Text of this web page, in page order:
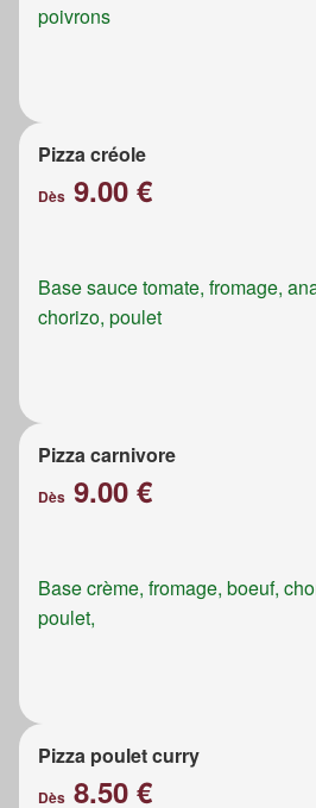
poivrons
Pizza créole
Dès 9.00 €
Base sauce tomate, fromage,
chorizo, poulet
Pizza carnivore
Dès 9.00 €
Base crème, fromage, boeuf,
poulet,
Pizza poulet curry
Dès 8.50 €